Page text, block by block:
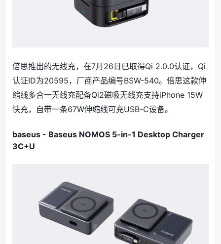
倍思推出的无线充，在7月26日已取得Qi 2.0.0认证，Qi
认证ID为20595，厂商产品编号BSW-540。倍思这款伸
缩线多合一无线充配备Qi2磁吸无线充支持iPhone 15W
快充，自带一条67W伸缩线可充USB-C设备。
baseus - Baseus NOMOS 5-in-1 Desktop Charger
3C+U